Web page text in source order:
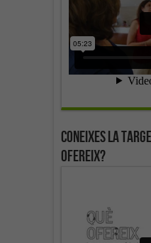
Coneixes la
ofereix?